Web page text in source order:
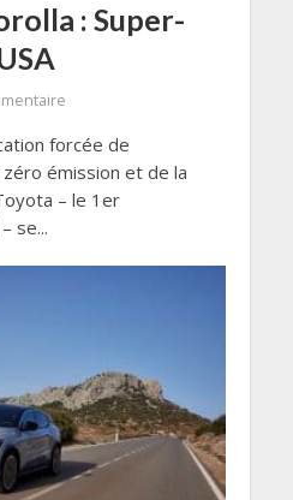
: Super-
forcée de
émission et de la
– le 1er
se...